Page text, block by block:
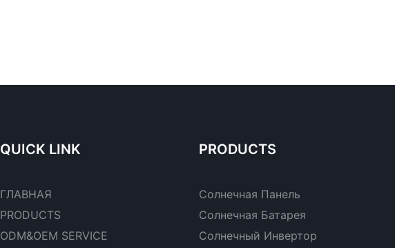
QUICK LINK
ГЛАВНАЯ
PRODUCTS
ODM&OEM SERVICE
PRODUCTS
Солнечная Панель
Солнечная Батарея
Солнечный Инвертор